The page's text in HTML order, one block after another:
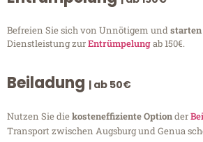
Befreien Sie sich von Unnötigem und
Dienstleistung zurEntrümpelungab 150€.
Beiladung | ab 50€
Nutzen Sie diekosteneffiziente Optionder
Transport zwischen Augsburg und Genua